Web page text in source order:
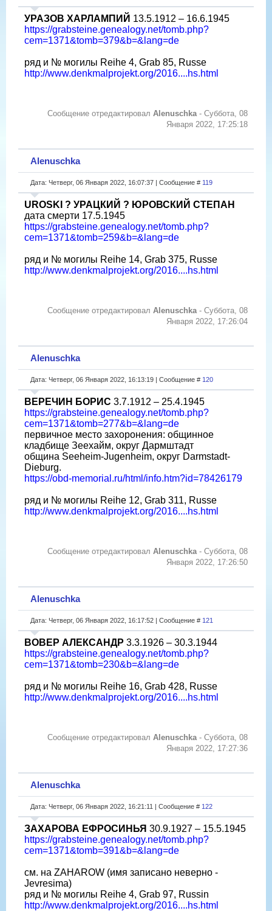
УРАЗОВ ХАРЛАМПИЙ 13.5.1912 – 16.6.1945
https://grabsteine.genealogy.net/tomb.php?
cem=1371&tomb=379&b=&lang=de
ряд и № могилы Reihe 4, Grab 85, Russe
http://www.denkmalprojekt.org/2016....hs.html
Сообщение отредактировал Alenuschka - Суббота, 08
Января 2022, 17:25:18
Alenuschka
Дата: Четверг, 06 Января 2022, 16:07:37 | Сообщение # 119
UROSKI ? УРАЦКИЙ ? ЮРОВСКИЙ СТЕПАН
дата смерти 17.5.1945
https://grabsteine.genealogy.net/tomb.php?
cem=1371&tomb=259&b=&lang=de
ряд и № могилы Reihe 14, Grab 375, Russe
http://www.denkmalprojekt.org/2016....hs.html
Сообщение отредактировал Alenuschka - Суббота, 08
Января 2022, 17:26:04
Alenuschka
Дата: Четверг, 06 Января 2022, 16:13:19 | Сообщение # 120
ВЕРЕЧИН БОРИС 3.7.1912 – 25.4.1945
https://grabsteine.genealogy.net/tomb.php?
cem=1371&tomb=277&b=&lang=de
первичное место захоронения: общинное
кладбище Зеехайм, округ Дармштадт
община Seeheim-Jugenheim, округ Darmstadt-
Dieburg.
https://obd-memorial.ru/html/info.htm?id=78426179
ряд и № могилы Reihe 12, Grab 311, Russe
http://www.denkmalprojekt.org/2016....hs.html
Сообщение отредактировал Alenuschka - Суббота, 08
Января 2022, 17:26:50
Alenuschka
Дата: Четверг, 06 Января 2022, 16:17:52 | Сообщение # 121
ВОВЕР АЛЕКСАНДР 3.3.1926 – 30.3.1944
https://grabsteine.genealogy.net/tomb.php?
cem=1371&tomb=230&b=&lang=de
ряд и № могилы Reihe 16, Grab 428, Russe
http://www.denkmalprojekt.org/2016....hs.html
Сообщение отредактировал Alenuschka - Суббота, 08
Января 2022, 17:27:36
Alenuschka
Дата: Четверг, 06 Января 2022, 16:21:11 | Сообщение # 122
ЗАХАРОВА ЕФРОСИНЬЯ 30.9.1927 – 15.5.1945
https://grabsteine.genealogy.net/tomb.php?
cem=1371&tomb=391&b=&lang=de
см. на ZAHAROW (имя записано неверно -
Jevresima)
ряд и № могилы Reihe 4, Grab 97, Russin
http://www.denkmalprojekt.org/2016....hs.html